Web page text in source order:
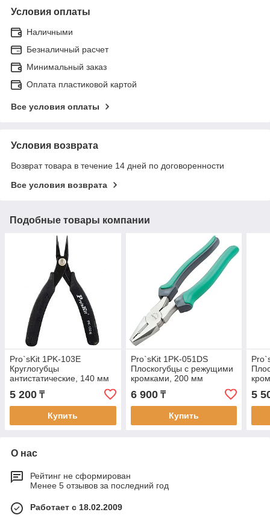
Условия оплаты
Наличными
Безналичный расчет
Минимальный заказ
Оплата пластиковой картой
Все условия оплаты
Условия возврата
Возврат товара в течение 14 дней по договоренности
Все условия возврата
Подобные товары компании
Pro`sKit 1PK-103E
Круглогубцы
антистатические, 140 мм
5 200 ₸
Купить
Pro`sKit 1PK-051DS
Плоскогубцы с режущими
кромками, 200 мм
6 900₸
Купить
5
О нас
Рейтинг не сформирован
Менее 5 отзывов за последний год
Работает с 18.02.2009